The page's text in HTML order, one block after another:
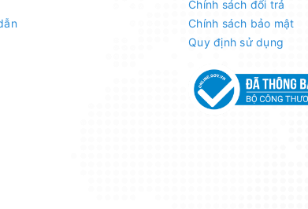
kl
Chính sách đổi trả
Chính sách bảo mật
Quy định sử dụng